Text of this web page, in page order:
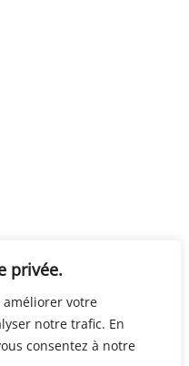
privée.
améliorer votre
notre trafic. En
consentez à notre